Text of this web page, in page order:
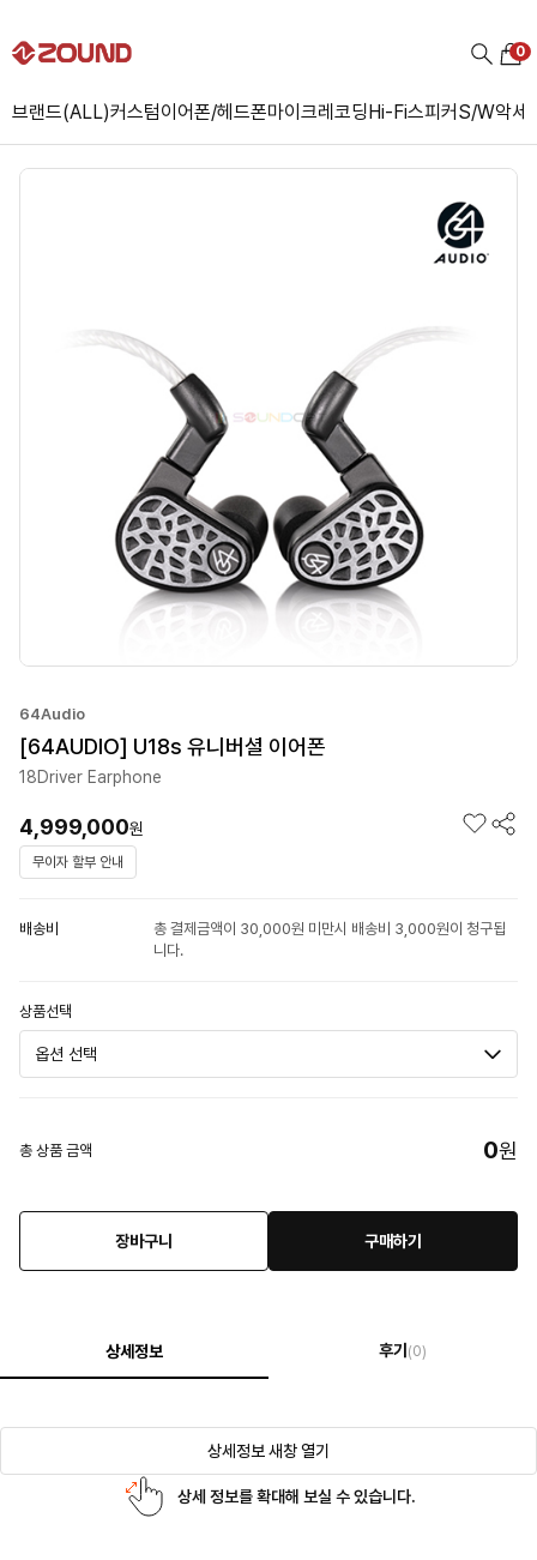
브랜드(ALL)커스텀이어폰/헤드폰마이크레코딩Hi-Fi스피커S/W악세
0
64Audio
[64AUDIO] U18s 유니버셜 이어폰
18Driver Earphone
4,999,000원
무이자 할부 안내
배송비
총 결제금액이 30,000원 미만시 배송비 3,000원이 청구됩
니다.
상품선택
총 상품 금액 0원
장바구니 구매하기
상세정보 후기 (0)
상세정보 새창 열기
상세 정보를 확대해 보실 수 있습니다.